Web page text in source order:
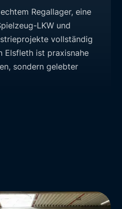
Regallager, eine
LKW und
vollständig
Elsfleth ist praxisnahe
sondern gelebter